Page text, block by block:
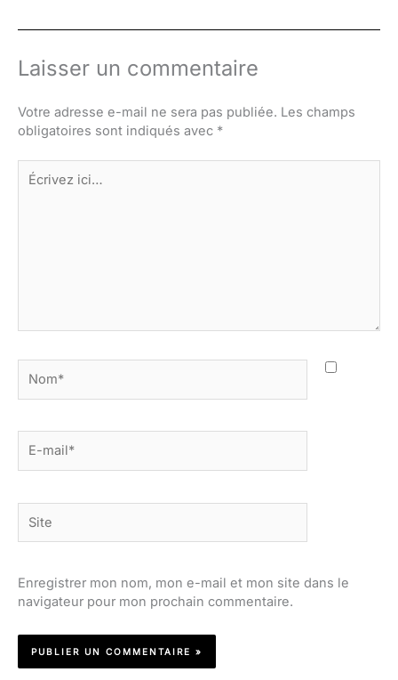
Laisser un commentaire
Votre adresse e-mail ne sera pas publiée. Les champs
obligatoires sont indiqués avec *
Écrivez
ici…
mail*
Enregistrer mon nom, mon e-mail et mon site dans le
navigateur pour mon prochain commentaire.